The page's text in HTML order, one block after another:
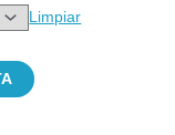
Limpiar